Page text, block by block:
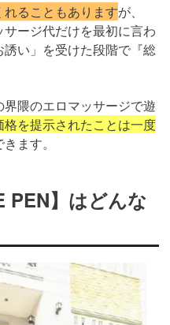
ることもありますが、
サージ代だけを最初に言わ
い」を受けた段階で『総
隈のエロマッサージで遊
格を提示されたことは一度
ます。
PEN】はどんな